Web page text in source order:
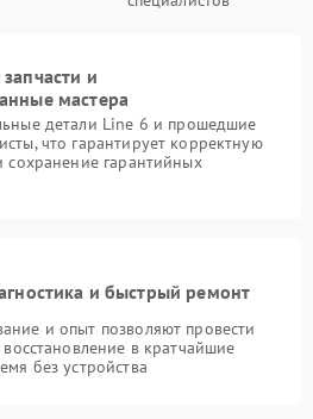
и
мастера
детали Line 6 и прошедшие
что гарантирует корректную
сохранение гарантийных
и быстрый ремонт
и опыт позволяют провести
восстановление в кратчайшие
без устройства